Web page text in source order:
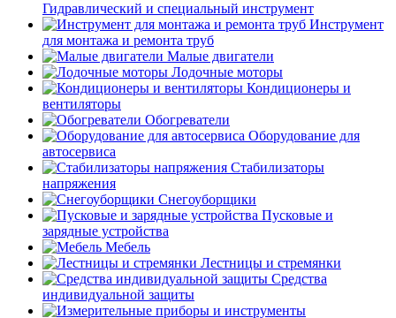
Гидравлический и специальный инструмент
Инструмент
для монтажа и ремонта труб
Малые двигатели
Лодочные моторы
Кондиционеры и
вентиляторы
Обогреватели
Оборудование для
автосервиса
Стабилизаторы
напряжения
Снегоуборщики
Пусковые и
зарядные устройства
Мебель
Лестницы и стремянки
Средства
индивидуальной защиты